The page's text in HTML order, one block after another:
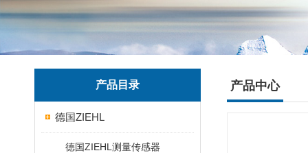
产品目录
德国ZIEHL
德国ZIEHL测量传感器
产品中心